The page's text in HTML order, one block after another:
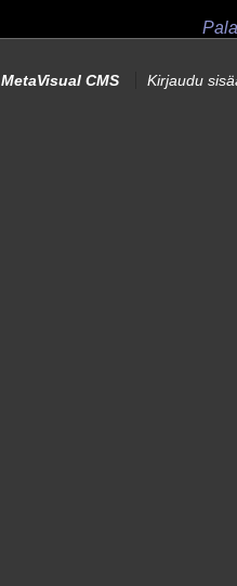
MetaVisual CMS Kirjaudu